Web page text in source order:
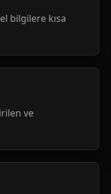
bilgilere kısa
ve